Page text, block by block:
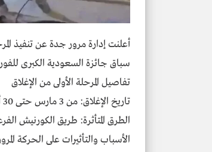
أعلنت إدارة مرور جدة عن تنفيذ
سباق جائزة السعودية الكبرى للفورمولا 1. فيما يلي تفاصيل الإغلاق
تفاصيل المرحلة الأولى من الإغلاق
تاريخ الإغلاق: من 3 مارس حتى 30 أبريل 2025.
الطرق المتأثرة: طريق الكورنيش
الأسباب والتأثيرات على الحركة